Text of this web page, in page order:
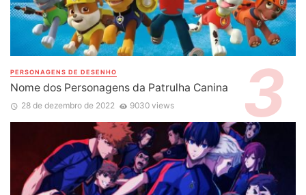
PERSONAGENS DE DESENHO
Nome dos Personagens da Patrulha Canina
28 de dezembro de 2022 9030 views